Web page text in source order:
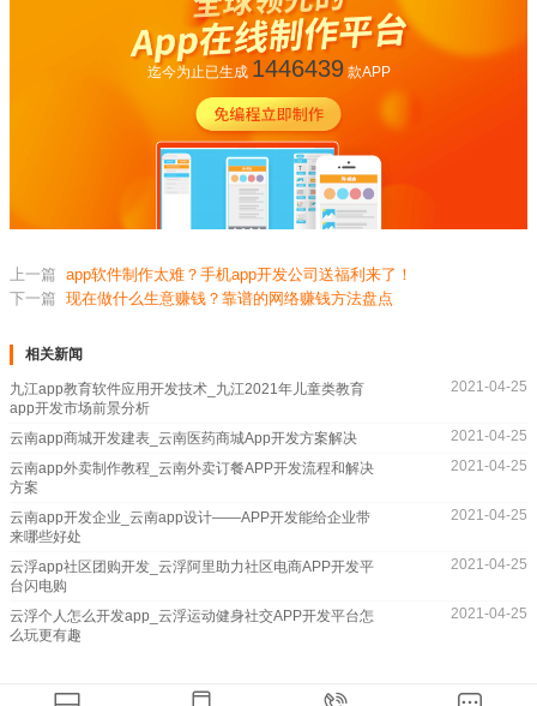
迄今为止已生成 1446439款APP
上一篇 app软件制作太难？手机app开发公司送福利来了！
下一篇 现在做什么生意赚钱？靠谱的网络赚钱方法盘点
相关新闻
九江app教育软件应用开发技术_九江2021年儿童类教育
app开发市场前景分析
2021-04-25
云南app商城开发建表_云南医药商城App开发方案解决
2021-04-25
云南app外卖制作教程_云南外卖订餐APP开发流程和解决
方案
2021-04-25
云南app开发企业_云南app设计――APP开发能给企业带
来哪些好处
2021-04-25
云浮app社区团购开发_云浮阿里助力社区电商APP开发平
台闪电购
2021-04-25
云浮个人怎么开发app_云浮运动健身社交APP开发平台怎
么玩更有趣
2021-04-25